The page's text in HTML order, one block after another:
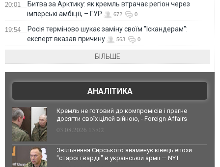
20:01
Битва за Арктику: як кремль втрачає регіон через
імперські амбіції, – ГУР
672 0
19:54
Росія терміново шукає заміну своїм "Іскандерам":
експерт вказав причину
563 0
БІЛЬШЕ
АНАЛІТИКА
Кремль не готовий до компромісів і прагне
досягти своїх цілей війною, - Foreign Affairs
03.08.2026 13:02
Звільнення Сирського знаменує кінець епохи
"старої гвардії" в українській армії — NYT